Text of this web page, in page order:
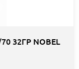
32ГР NOBEL